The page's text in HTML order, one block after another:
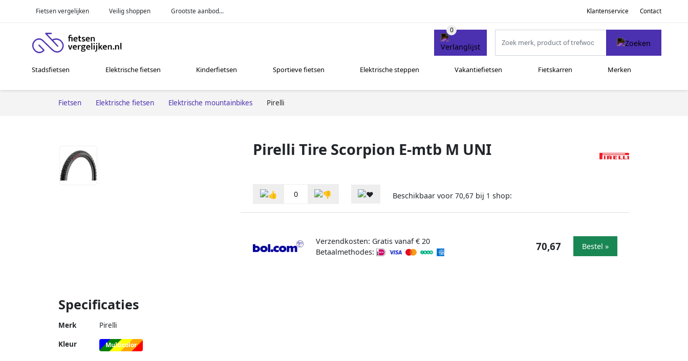
Fietsen vergelijken Veilig shoppen Grootste aanbod... Klantenservice Contact
Stadsfietsen Elektrische fietsen Kinderfietsen Sportieve fietsen Elektrische steppen Vakantiefietsen Fietskarren Merken
Fietsen Elektrische fietsen Elektrische mountainbikes Pirelli
Pirelli Tire Scorpion E-mtb M UNI
0 Beschikbaar voor 70,67 bij 1 shop:
Verzendkosten: Gratis vanaf € 20
Betaalmethodes:
70,67 Bestel »
Specificaties
Merk Pirelli
Kleur Multicolor